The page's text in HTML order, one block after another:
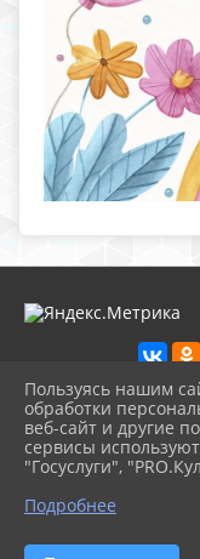
2026 г.
Вход
Карта сайта
Политика
Сделано на KubCMS
Пользуясь нашим
обработки
веб-сайт и другие
сервисы
"Госуслуги",
Подробнее